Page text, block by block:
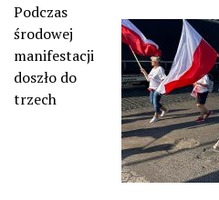
Podczas
środowej
manifestacji
doszło do
trzech